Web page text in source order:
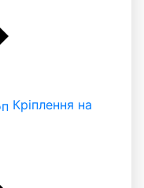
Кріплення на